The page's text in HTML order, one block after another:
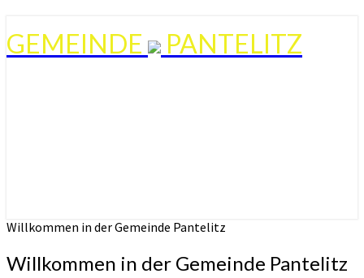
GEMEINDE PANTELITZ
Willkommen in der Gemeinde Pantelitz
Willkommen in der Gemeinde Pantelitz